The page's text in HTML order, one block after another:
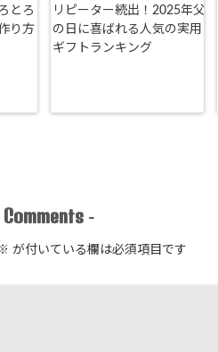
とろ
り方
リピーター続出！2025年父
の日に喜ばれる人気の実用
ギフトランキング
Comments -
が付いている欄は必須項目です